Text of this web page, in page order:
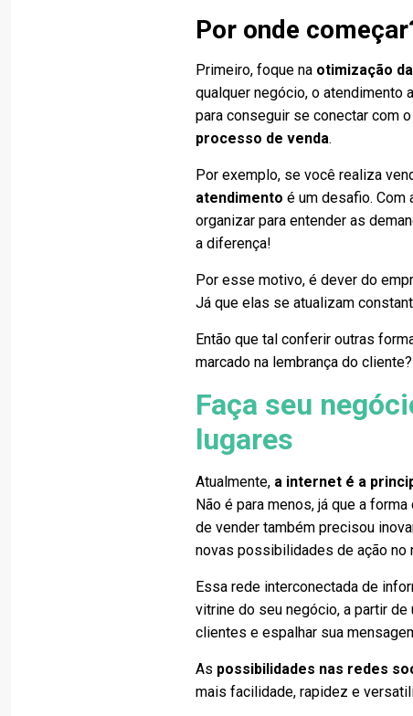
Por onde
Primeiro, foque na otimização
qualquer negócio, o atendimento
para conseguir se conectar com
processo de venda.
Por exemplo, se você realiza
atendimentoé um desafio. Com
organizar para entender as
a diferença!
Por esse motivo, é dever do
Já que elas se atualizam
Então que tal conferir outras
marcado na lembrança do cliente?
Faça seu
lugares
Atualmente, a internet é a
Não é para menos, já que a
de vender também precisou
novas possibilidades de ação no
Essa rede interconectada de
vitrine do seu negócio, a partir
clientes e espalhar sua
As possibilidades nas redes
mais facilidade, rapidez e